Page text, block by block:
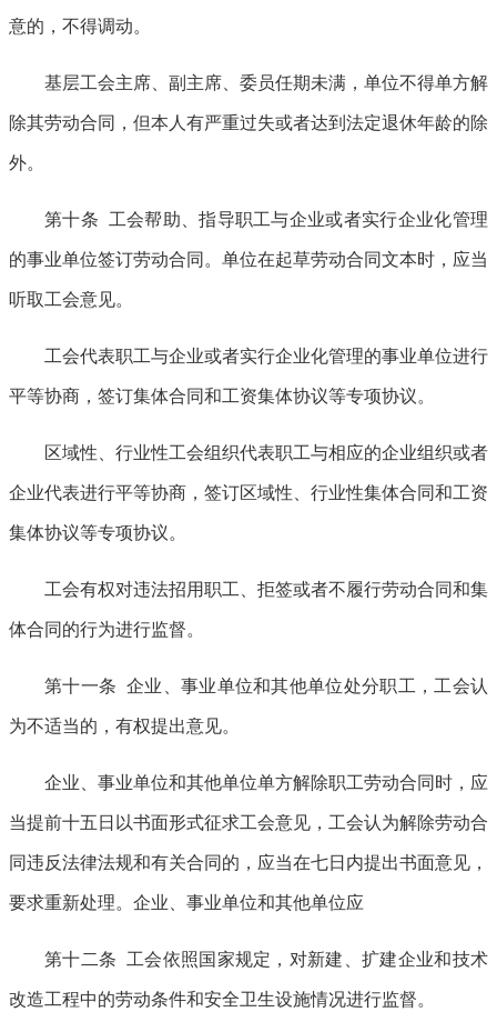
意的，不得调动。
基层工会主席、副主席、委员任期未满，单位不得单方解
除其劳动合同，但本人有严重过失或者达到法定退休年龄的除
外。
第十条 工会帮助、指导职工与企业或者实行企业化管理
的事业单位签订劳动合同。单位在起草劳动合同文本时，应当
听取工会意见。
工会代表职工与企业或者实行企业化管理的事业单位进行
平等协商，签订集体合同和工资集体协议等专项协议。
区域性、行业性工会组织代表职工与相应的企业组织或者
企业代表进行平等协商，签订区域性、行业性集体合同和工资
集体协议等专项协议。
工会有权对违法招用职工、拒签或者不履行劳动合同和集
体合同的行为进行监督。
第十一条 企业、事业单位和其他单位处分职工，工会认
为不适当的，有权提出意见。
企业、事业单位和其他单位单方解除职工劳动合同时，应
当提前十五日以书面形式征求工会意见，工会认为解除劳动合
同违反法律法规和有关合同的，应当在七日内提出书面意见，
要求重新处理。企业、事业单位和其他单位应
第十二条 工会依照国家规定，对新建、扩建企业和技术
改造工程中的劳动条件和安全卫生设施情况进行监督。